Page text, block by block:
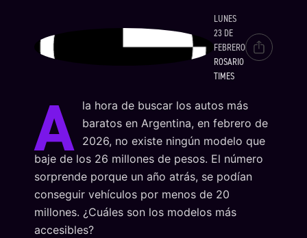
LUNES
23 DE
FEBRERO
ROSARIO
TIMES
A
la hora de buscar los autos más
baratos en Argentina, en febrero de
2026, no existe ningún modelo que
baje de los 26 millones de pesos. El número
sorprende porque un año atrás, se podían
conseguir vehículos por menos de 20
millones. ¿Cuáles son los modelos más
accesibles?